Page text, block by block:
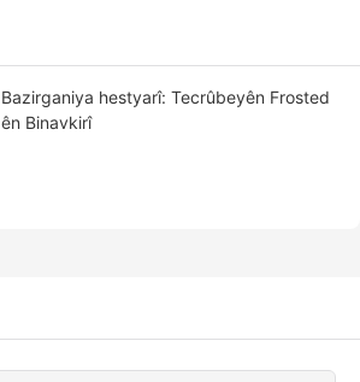
Bazirganiya hestyarî: Tecrûbeyên Frosted
ên Binavkirî